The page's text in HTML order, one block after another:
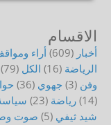
الاقسام
أخبار (609)أراء
الرياضة (16) الكل (79)
وفن (3) جهوي (36)
(14) رياضة (23)
شيد ثيفي (5) صوت